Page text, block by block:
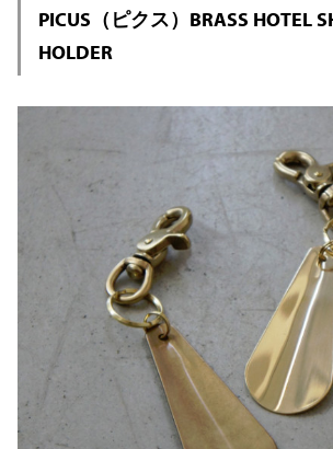
PICUS（ピクス）BRASS HOTEL
HOLDER